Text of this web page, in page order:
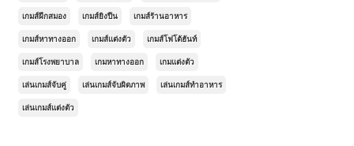
เกมส์ฝึกสมอง เกมส์ยิงปืน เกมส์ร้านอาหาร
เกมส์หาทางออก เกมส์แต่งตัว เกมส์โฟโต้ฮันท์
เกมส์โรงพยาบาล เกมหาทางออก เกมแต่งตัว
เล่นเกมส์จับคู่ เล่นเกมส์จับผิดภาพ เล่นเกมส์ทำอาหาร
เล่นเกมส์แต่งตัว